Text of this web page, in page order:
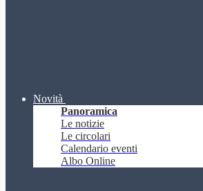
Novità
Panoramica
Le notizie
Le circolari
Calendario eventi
Albo Online